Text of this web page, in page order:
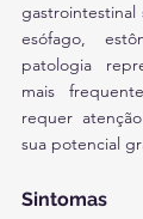
esófago,
patologia
mais
requer
sua potencial
Sintomas